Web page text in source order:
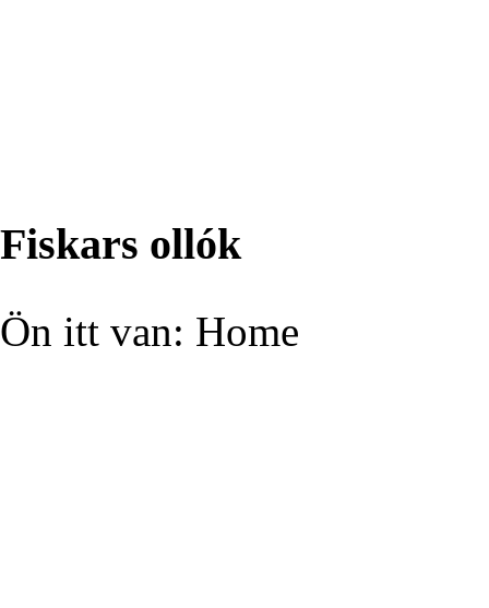
Fiskars ollók
Ön itt van: Home